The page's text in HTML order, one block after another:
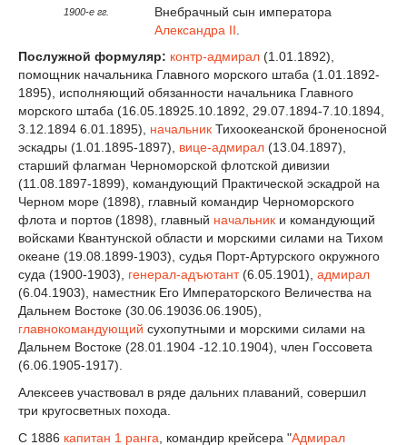
1900-е гг.
Внебрачный сын императора
Александра II
Послужной формуляр: контр-адмирал (1.01.1892),
помощник начальника Главного морского штаба (1.01.1892-
1895), исполняющий обязанности начальника Главного
морского штаба (16.05.18925.10.1892, 29.07.1894-7.10.1894,
3.12.1894 6.01.1895), начальник Тихоокеанской броненосной
эскадры (1.01.1895-1897), вице-адмирал (13.04.1897),
старший флагман Черноморской флотской дивизии
(11.08.1897-1899), командующий Практической эскадрой на
Черном море (1898), главный командир Черноморского
флота и портов (1898), главный начальник и командующий
войсками Квантунской области и морскими силами на Тихом
океане (19.08.1899-1903), судья Порт-Артурского окружного
суда (1900-1903), генерал-адъютант(6.05.1901), адмирал
(6.04.1903), наместник Его Императорского Величества на
Дальнем Востоке (30.06.19036.06.1905),
главнокомандующий сухопутными и морскими силами на
Дальнем Востоке (28.01.1904 -12.10.1904), член Госсовета
(6.06.1905-1917).
Алексеев участвовал в ряде дальних плаваний, совершил
три кругосветных похода.
С 1886 капитан 1 ранга , командир крейсера "Адмирал